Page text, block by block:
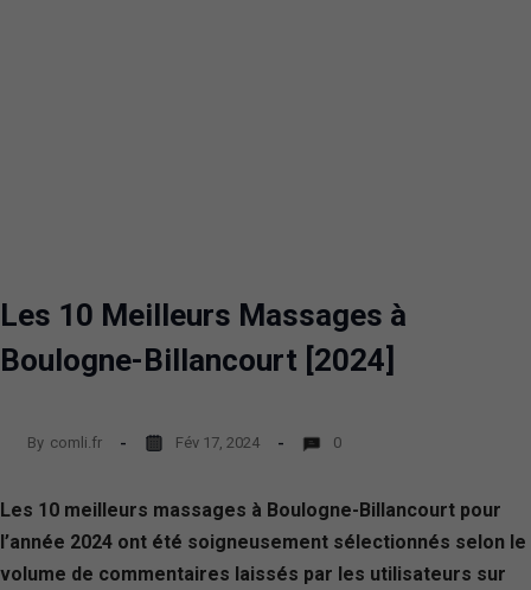
Les 10 Meilleurs Massages à
Boulogne-Billancourt [2024]
By comli.fr Fév 17, 2024 0
Les 10 meilleurs massages à Boulogne-Billancourt pour
l’année 2024 ont été soigneusement sélectionnés selon le
volume de commentaires laissés par les utilisateurs sur